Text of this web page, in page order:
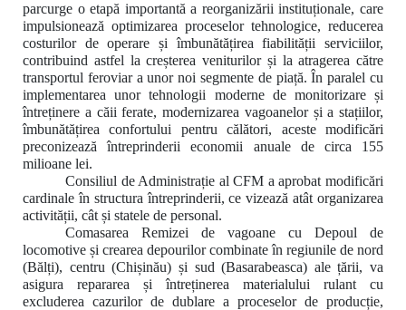
parcurge o etapă importantă a reorganizării instituționale, care
impulsionează optimizarea proceselor tehnologice, reducerea
costurilor de operare și îmbunătățirea fiabilității serviciilor,
contribuind astfel la creșterea veniturilor și la atragerea către
transportul feroviar a unor noi segmente de piață. În paralel cu
implementarea unor tehnologii moderne de monitorizare și
întreținere a căii ferate, modernizarea vagoanelor și a stațiilor,
îmbunătățirea confortului pentru călători, aceste modificări
preconizează întreprinderii economii anuale de circa 155
milioane lei.
Consiliul de Administrație al CFM a aprobat modificări
cardinale în structura întreprinderii, ce vizează atât organizarea
activității, cât și statele de personal.
Comasarea Remizei de vagoane cu Depoul de
locomotive și crearea depourilor combinate în regiunile de nord
(Bălți), centru (Chișinău) și sud (Basarabeasca) ale țării, va
asigura repararea și întreținerea materialului rulant cu
excluderea cazurilor de dublare a proceselor de producție,